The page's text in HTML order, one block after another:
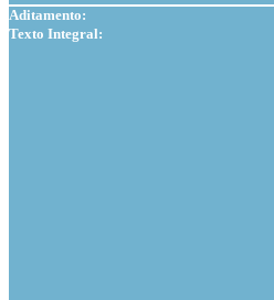
Aditamento:
Texto Integral: